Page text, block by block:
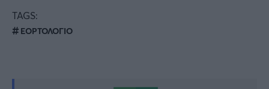
TAGS:
ΕΟΡΤΟΛΟΓΙΟ